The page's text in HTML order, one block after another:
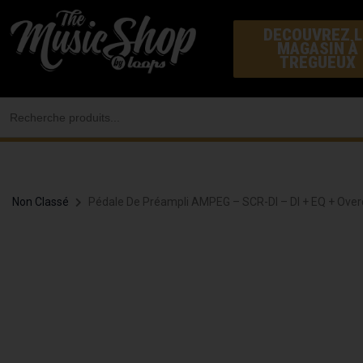
au
contenu
DECOUVREZ
MAGASIN À
TREGUEUX
Non Classé Pédale De Préampli AMPEG – SCR-DI – DI + EQ +